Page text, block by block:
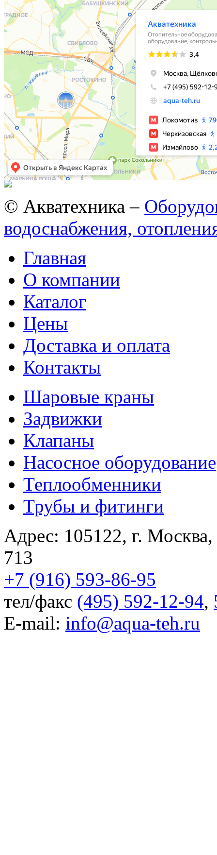
© Акватехника –
водоснабжения,
Главная
О компании
Каталог
Цены
Доставка и оплата
Контакты
Шаровые краны
Задвижки
Клапаны
Насосное оборудование
Теплообменники
Трубы и фитинги
Адрес: 105122, г. Москва,
713
+7 (916) 593-86-95
тел/факс (495) 592-12-94,
E-mail: info@aqua-teh.ru